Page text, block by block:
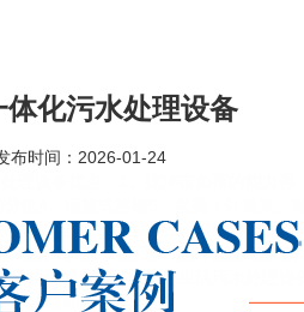
体化污水处理设备
布时间：2026-01-24
的运行经验的基础上，结合自己的
概在每台一两万元，贵的有好几万
成化程度高：一体化生活污水处理
组装和运行程